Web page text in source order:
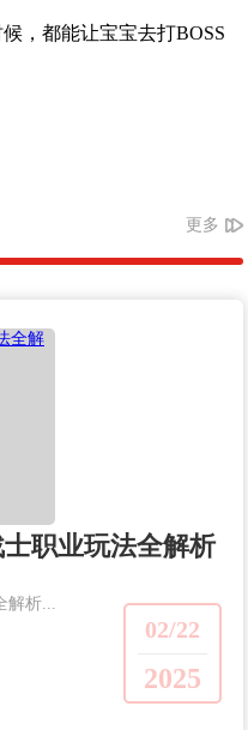
，都能让宝宝去打BOSS
更多
职业玩法全解析
02/22
2025
解析...